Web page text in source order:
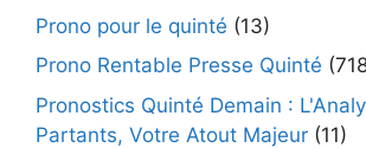
Prono pour le quinté (13)
Prono Rentable Presse Quinté
Pronostics Quinté Demain :
Partants, Votre Atout Majeur (11)